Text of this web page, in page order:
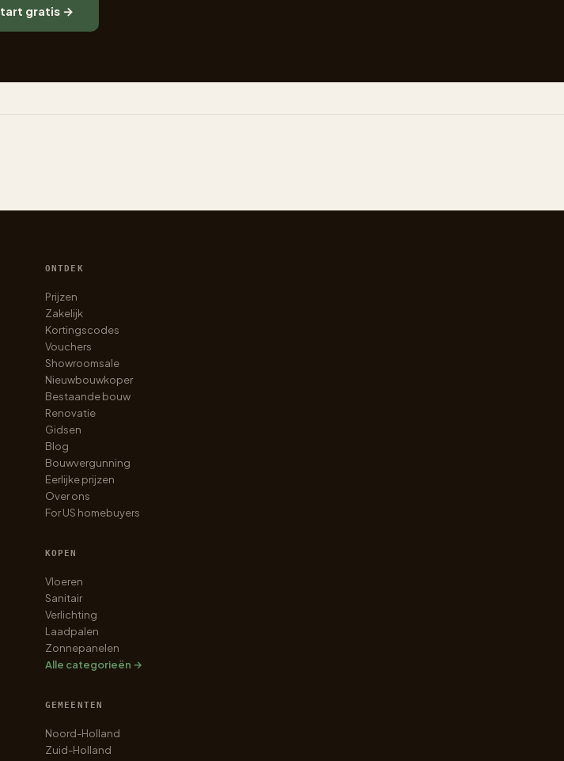
gratis →
ONTDEK
Prijzen
Zakelijk
Kortingscodes
Vouchers
Showroomsale
Nieuwbouwkoper
Bestaande bouw
Renovatie
Gidsen
Blog
Bouwvergunning
Eerlijke prijzen
Over ons
For US homebuyers
KOPEN
Vloeren
Sanitair
Verlichting
Laadpalen
Zonnepanelen
Alle categorieën →
GEMEENTEN
Noord-Holland
Zuid-Holland